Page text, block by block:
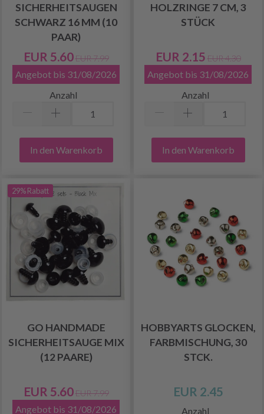
SICHERHEITSAUGEN
SCHWARZ 16 MM (10
PAAR)
EUR 5.60 EUR 7.99
Angebot bis 31/08/2026
Anzahl
In den Warenkorb
HOLZRINGE 7 CM, 3
STÜCK
EUR 2.15 EUR 4.30
Angebot bis 31/08/2026
Anzahl
In den Warenkorb
29% Rabatt
GO HANDMADE
SICHERHEITSAUGE MIX
(12 PAARE)
EUR 5.60 EUR 7.99
Angebot bis 31/08/2026
HOBBYARTS GLOCKEN,
FARBMISCHUNG, 30
STCK.
EUR 2.45
Anzahl